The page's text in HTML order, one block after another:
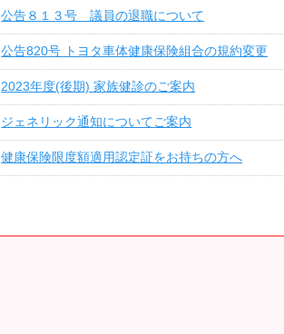
公告８１３号 議員の退職について
公告820号 トヨタ車体健康保険組合の規約変更
2023年度(後期) 家族健診のご案内
ジェネリック通知についてご案内
健康保険限度額適用認定証をお持ちの方へ